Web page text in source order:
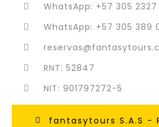
WhatsApp: +57 305 2327
WhatsApp: +57 305 389
RNT: 52847
NIT: 901797272-5
fantasytours S.A.S -